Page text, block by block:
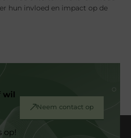
hun invloed en impact op de
wil
op!
Neem contact op